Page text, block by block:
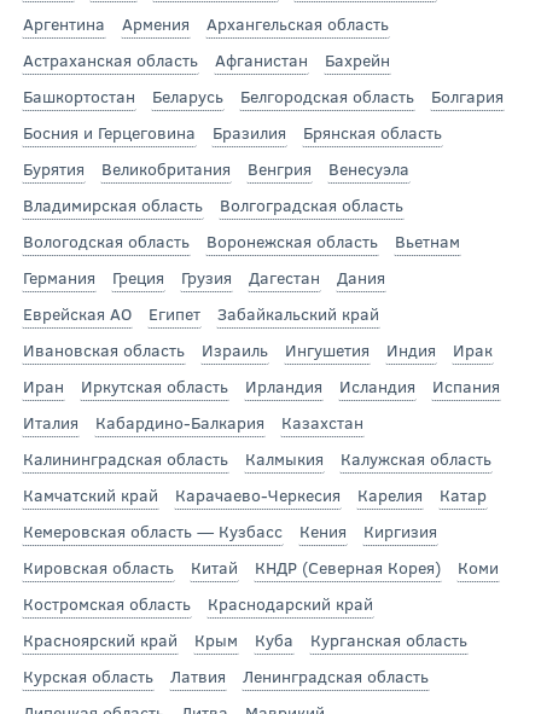
Аргентина
Армения
Архангельская область
Астраханская область
Афганистан
Бахрейн
Башкортостан
Беларусь Белгородская область
Болгария
Босния и Герцеговина
Бразилия
Брянская область
Бурятия
Великобритания Венгрия
Венесуэла
Владимирская область
Волгоградская область
Вологодская область
Воронежская область
Вьетнам
Германия
Греция Грузия Дагестан
Дания
Еврейская АО
Египет
Забайкальский край
Ивановская область
Израиль Ингушетия Индия
Ирак
Иран
Иркутская область Ирландия Исландия
Испания
Италия
Кабардино-Балкария
Казахстан
Калининградская область
Калмыкия
Калужская область
Камчатский край
Карачаево-Черкесия Карелия
Катар
Кемеровская область — Кузбасс
Кения
Киргизия
Кировская область
Китай КНДР (Северная Корея)
Коми
Костромская область
Краснодарский край
Красноярский край
Крым Куба
Курганская область
Курская область
Латвия
Ленинградская область